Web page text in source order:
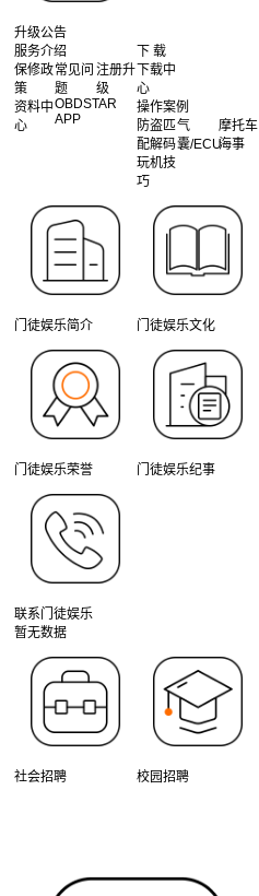
升级公告
服务介绍
保修政
策
常见问
题
注册升
级
资料中
心
OBDSTAR
APP
下 载
下载中
心
操作案例
防盗匹
配解码
气
囊/ECU
摩托车
海事
玩机技
巧
门徒娱乐简介 门徒娱乐文化
门徒娱乐荣誉 门徒娱乐纪事
联系门徒娱乐
暂无数据
社会招聘 校园招聘